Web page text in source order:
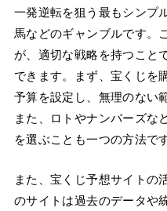
一発逆転を狙う最もシンプ
馬などのギャンブルです。
が、適切な戦略を持つこと
できます。まず、宝くじを
予算を設定し、無理のない
また、ロトやナンバーズな
を選ぶことも一つの方法です
また、宝くじ予想サイトの
のサイトは過去のデータや